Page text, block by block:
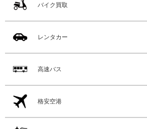
バイク買取
レンタカー
高速バス
格安空港